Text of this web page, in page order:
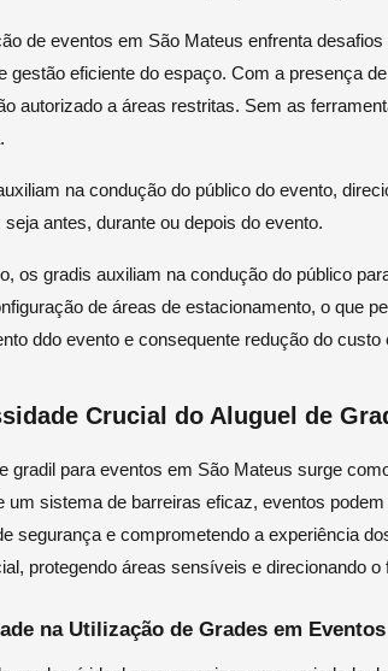
de eventos em São Mateus enfrenta
gestão eficiente do espaço. Com a presença
autorizado a áreas restritas. Sem as
na condução do público do evento,
seja antes, durante ou depois do evento.
os gradis auxiliam na condução do público
de áreas de estacionamento, o que
ddo evento e consequente redução do
Crucial do Aluguel de
gradil para eventos em São Mateus surge
um sistema de barreiras eficaz, eventos
segurança e comprometendo a experiência
protegendo áreas sensíveis e direcionando o
na Utilização de Grades em Eventos